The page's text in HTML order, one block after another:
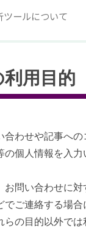
ツールについて
用目的
合わせや記事へ
の個人情報を入
お問い合わせに
でご連絡する場合
らの目的以外で